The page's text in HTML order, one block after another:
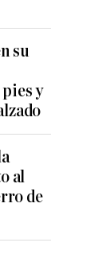
su
y
al
de